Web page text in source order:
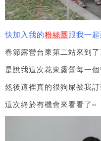
快加入我的粉絲團 跟我一
春節露營台東第二站來到
是說我這次花東露營每一
然後這裡真的很狗屎被我
這次終於有機會來看看了~